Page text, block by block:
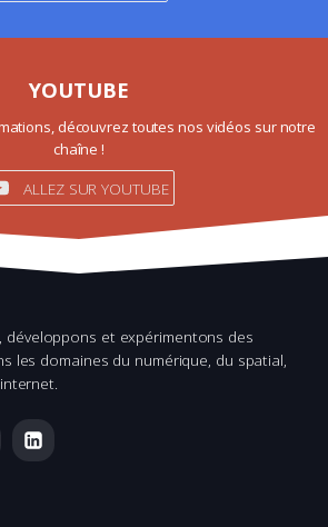
YOUTUBE
découvrez toutes nos vidéos sur notre
chaîne !
ALLEZ SUR YOUTUBE
développons et expérimentons des
les domaines du numérique, du spatial,